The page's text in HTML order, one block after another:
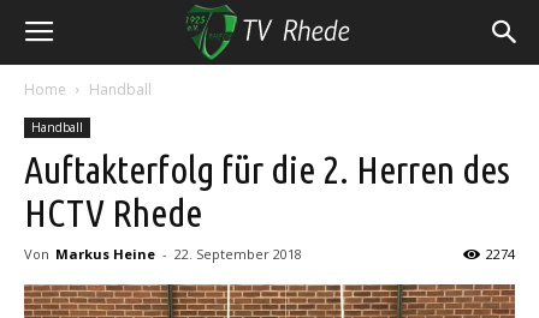
Home Handball
Handball
Auftakterfolg für die 2. Herren des
HCTV Rhede
Von Markus Heine - 22. September 2018 2274